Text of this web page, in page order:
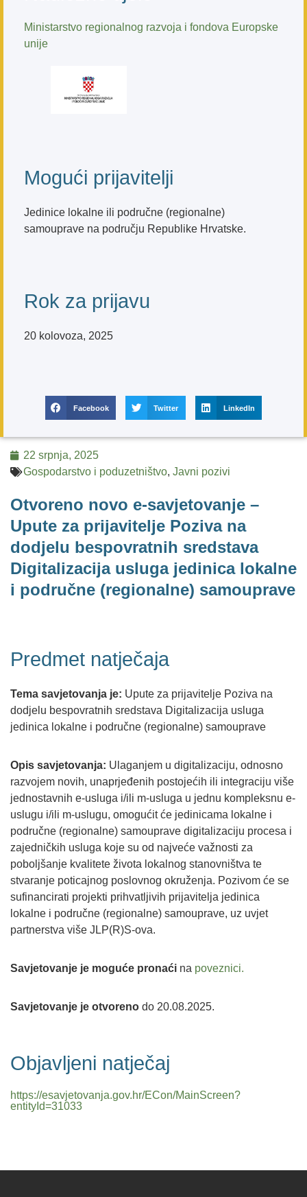
Ministarstvo regionalnog razvoja i fondova Europske
unije
Mogući prijavitelji
Jedinice lokalne ili područne (regionalne)
samouprave na području Republike Hrvatske.
Rok za prijavu
20 kolovoza, 2025
Facebook Twitter LinkedIn
22 srpnja, 2025
Gospodarstvo i poduzetništvo, Javni pozivi
Otvoreno novo e-savjetovanje –
Upute za prijavitelje Poziva na
dodjelu bespovratnih sredstava
Digitalizacija usluga jedinica lokalne
i područne (regionalne) samouprave
Predmet natječaja
Tema savjetovanja je: Upute za prijavitelje Poziva na
dodjelu bespovratnih sredstava Digitalizacija usluga
jedinica lokalne i područne (regionalne) samouprave
Opis savjetovanja: Ulaganjem u digitalizaciju, odnosno
razvojem novih, unaprjeđenih postojećih ili integraciju više
jednostavnih e-usluga i/ili m-usluga u jednu kompleksnu e-
uslugu i/ili m-uslugu, omogućit će jedinicama lokalne i
područne (regionalne) samouprave digitalizaciju procesa i
zajedničkih usluga koje su od najveće važnosti za
poboljšanje kvalitete života lokalnog stanovništva te
stvaranje poticajnog poslovnog okruženja. Pozivom će se
sufinancirati projekti prihvatljivih prijavitelja jedinica
lokalne i područne (regionalne) samouprave, uz uvjet
partnerstva više JLP(R)S-ova.
Savjetovanje je moguće pronaći na poveznici.
Savjetovanje je otvoreno do 20.08.2025.
Objavljeni natječaj
https://esavjetovanja.gov.hr/ECon/MainScreen?
entityId=31033